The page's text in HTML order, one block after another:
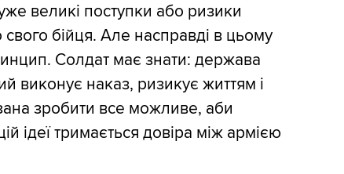
великі поступки або ризики
бійця. Але насправді в цьому
Солдат має знати: держава
виконує наказ, ризикує життям і
зробити все можливе, аби
ідеї тримається довіра між армією